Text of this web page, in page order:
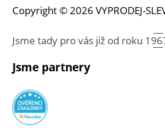
Copyright © 2026 VYPRODEJ-
Jsme tady pro vás již od roku
Jsme partnery